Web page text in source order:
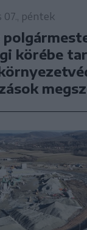
07., péntek
körébe